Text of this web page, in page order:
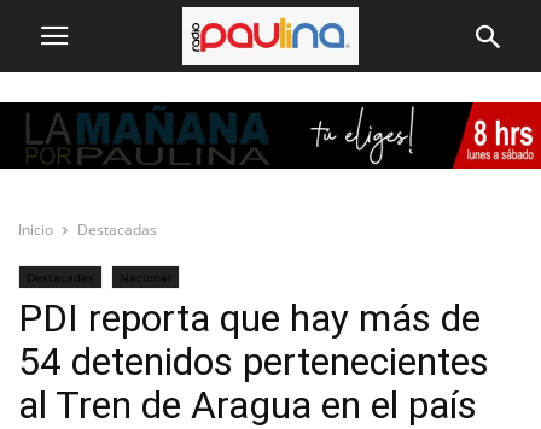
Inicio Destacadas
Destacadas Nacional
PDI reporta que hay más de
54 detenidos pertenecientes
al Tren de Aragua en el país